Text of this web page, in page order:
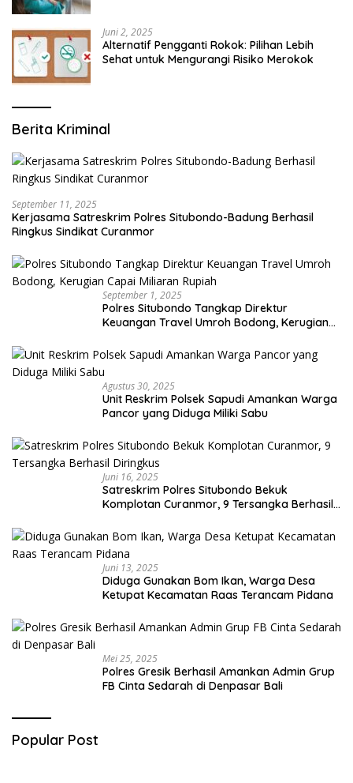
Juni 2, 2025
Alternatif Pengganti Rokok: Pilihan Lebih
Sehat untuk Mengurangi Risiko Merokok
Berita Kriminal
September 11, 2025
Kerjasama Satreskrim Polres Situbondo-Badung Berhasil
Ringkus Sindikat Curanmor
September 1, 2025
Polres Situbondo Tangkap Direktur
Keuangan Travel Umroh Bodong, Kerugian
Agustus 30, 2025
Unit Reskrim Polsek Sapudi Amankan Warga
Pancor yang Diduga Miliki Sabu
Juni 16, 2025
Satreskrim Polres Situbondo Bekuk
Komplotan Curanmor, 9 Tersangka Berhasil
Juni 13, 2025
Diduga Gunakan Bom Ikan, Warga Desa
Ketupat Kecamatan Raas Terancam Pidana
Mei 25, 2025
Polres Gresik Berhasil Amankan Admin Grup
FB Cinta Sedarah di Denpasar Bali
Popular Post